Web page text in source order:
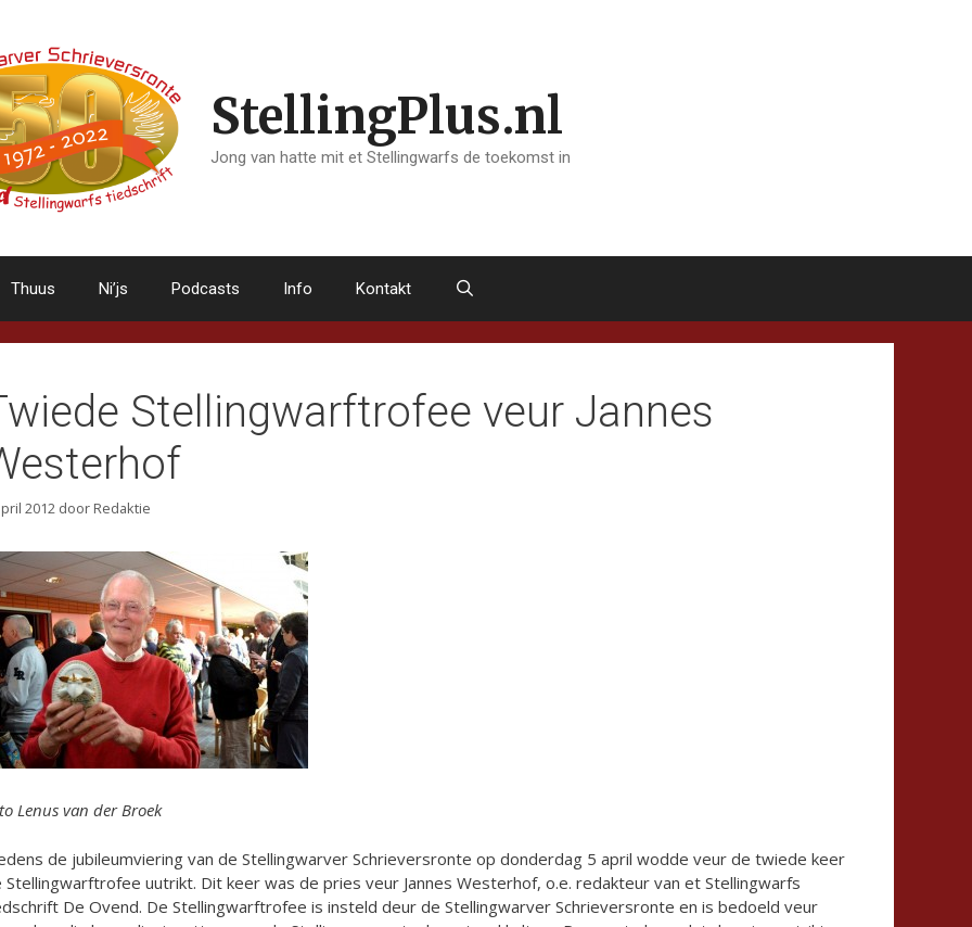
StellingPlus.nl
Jong van hatte mit et Stellingwarfs de toekomst in
Thuus Ni’js Podcasts Info Kontakt
Stellingwarftrofee veur Jannes
2012 door Redaktie
Lenus van der Broek
de jubileumviering van de Stellingwarver Schrieversronte op donderdag 5 april wodde veur de twiede keer
Stellingwarftrofee uutrikt. Dit keer was de pries veur Jannes Westerhof, o.e. redakteur van et Stellingwarfs
De Ovend. De Stellingwarftrofee is insteld deur de Stellingwarver Schrieversronte en is bedoeld veur